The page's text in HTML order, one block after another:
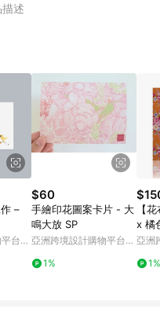
＊特定 iPhone17 將不
述
–
台
$60
手繪印花圖案卡片 - 大
鳴大放 SP
亞洲跨境設計購物平台
1%
【
x 橘
亞洲
1%